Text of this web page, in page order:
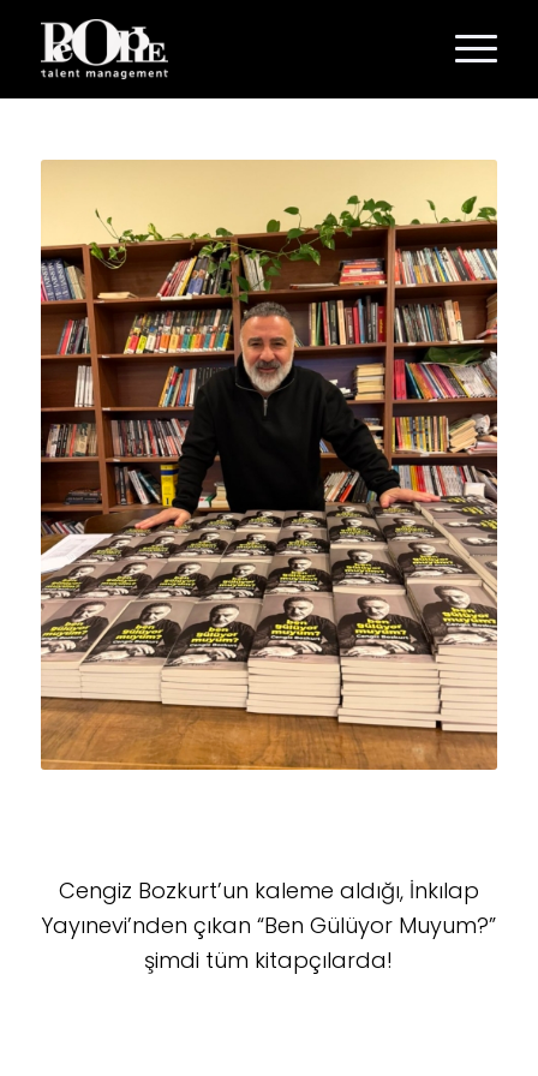
Cengiz Bozkurt’un kaleme aldığı, İnkılap
Yayınevi’nden çıkan “Ben Gülüyor Muyum?”
şimdi tüm kitapçılarda!